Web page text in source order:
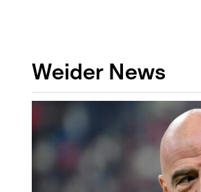
Weider News